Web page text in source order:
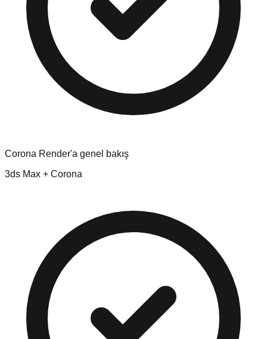
Corona Render'a genel bakış
3ds Max + Corona